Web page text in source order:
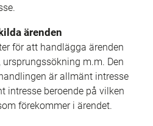
ärenden
för att handlägga ärenden
m.m. Den
är allmänt intresse
intresse beroende på vilken
förekommer i ärendet.